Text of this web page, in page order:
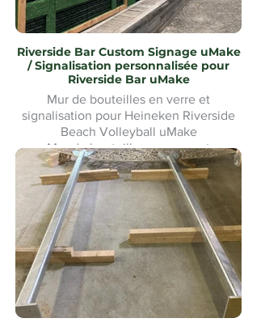
Riverside Bar Custom Signage uMake
/ Signalisation personnalisée pour
Riverside Bar uMake
Mur de bouteilles en verre et
signalisation pour Heineken Riverside
Beach Volleyball uMake
Mur de bouteilles en verre et
signalétique pour le Heineken Riverside
Beach Volleyball